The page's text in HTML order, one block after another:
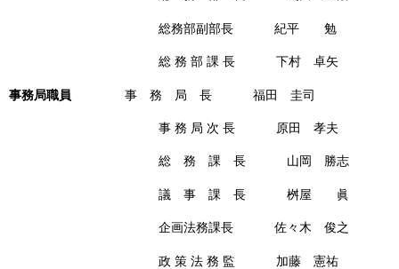
総務部副部長 紀平 勉
総 務 部 課 長 下村 卓矢
事務局職員 事 務 局 長 福田 圭司
事 務 局 次 長 原田 孝夫
総 務 課 長 山岡 勝志
議 事 課 長 桝屋 眞
企画法務課長 佐々木 俊之
政 策 法 務 監 加藤 憲祐